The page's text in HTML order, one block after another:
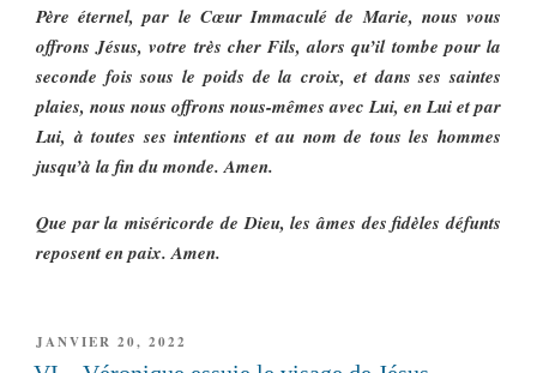
Père éternel, par le Cœur Immaculé de Marie, nous vous
offrons Jésus, votre très cher Fils, alors qu’il tombe pour la
seconde fois sous le poids de la croix, et dans ses saintes
plaies, nous nous offrons nous-mêmes avec Lui, en Lui et par
Lui, à toutes ses intentions et au nom de tous les hommes
jusqu’à la fin du monde. Amen.
Que par la miséricorde de Dieu, les âmes des fidèles défunts
reposent en paix. Amen.
PUBLIÉ
LE
JANVIER 20, 2022